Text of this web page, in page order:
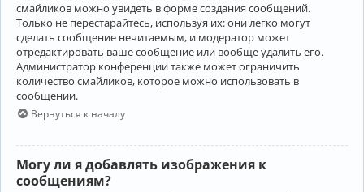
смайликов можно увидеть в форме создания сообщений.
Только не перестарайтесь, используя их: они легко могут
сделать сообщение нечитаемым, и модератор может
отредактировать ваше сообщение или вообще удалить его.
Администратор конференции также может ограничить
количество смайликов, которое можно использовать в
сообщении.
Вернуться к началу
Могу ли я добавлять изображения к
сообщениям?